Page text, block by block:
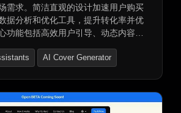
需求。简洁直观的设计加速用户购买
据分析和优化工具，提升转化率并优
功能包括高效用户引导、动态内容展
名服务、安全付款及免费交易支持。
AI Cover Generator